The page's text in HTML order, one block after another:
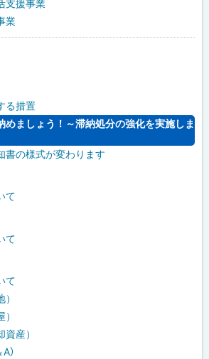
支援事業
業
る措置
めましょう！～滞納処分の強化を実施しま
書の様式が変わります
て
て
て
産）
）